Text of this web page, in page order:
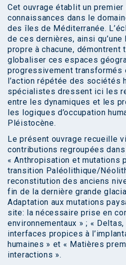
Cet ouvrage établit un
connaissances dans le
des îles de Méditerranée.
de ces dernières, ainsi
propre à chacune,
globaliser ces espaces
progressivement transformés
l’action répétée des sociétés
spécialistes dressent ici les
entre les dynamiques et les
les logiques d’occupation
Pléistocène.
Le présent ouvrage recueille
contributions regroupées
« Anthropisation et mutations
transition Paléolithique/
reconstitution des anciens
fin de la dernière grande
Adaptation aux mutations
site: la nécessaire prise en
environnementaux » ; «
interfaces propices à
humaines » et « Matières
interactions ».